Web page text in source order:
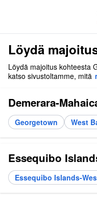
Löydä
Löydä majoitus kohteesta
katso sivustoltamme, mitä
Demerara-
Georgetown West
Essequibo
Essequibo Islands-